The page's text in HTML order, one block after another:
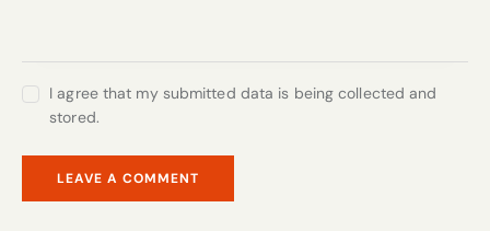
I agree that my submitted data is being collected and
stored.